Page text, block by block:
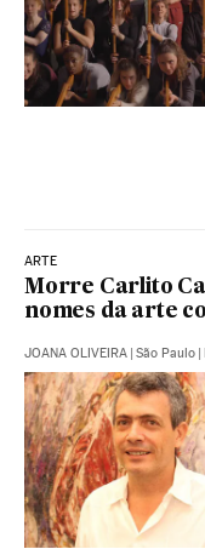
ARTE
Morre Carlito
nomes da arte
JOANA OLIVEIRA São Paulo